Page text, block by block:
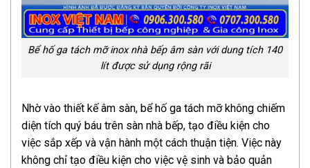
Bể hố ga tách mỡ inox nhà bếp âm sàn với dung tích 140
lít được sử dụng rộng rãi
Nhờ vào thiết kế âm sàn, bể hố ga tách mỡ không chiếm
diện tích quý báu trên sàn nhà bếp, tạo điều kiện cho
việc sắp xếp và vận hành một cách thuận tiện. Việc này
không chỉ tạo điều kiện cho việc vệ sinh và bảo quản